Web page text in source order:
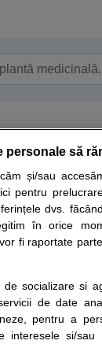
Autoevaluare
ale medicilor,
stabilit in urma
pentru
Termeni
Politica
Politica
personale să
și/sau
pentru
dvs.
în orice
fi raportate
socializare si
de date
pentru a
interesele si/